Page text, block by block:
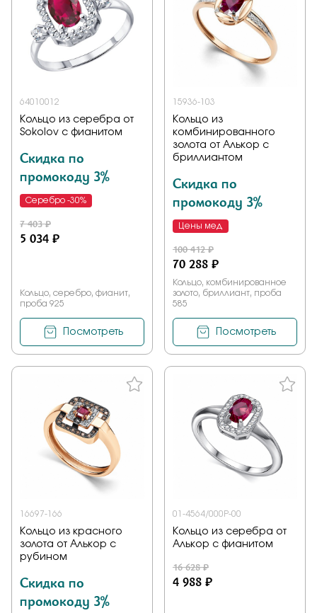
64010012
Кольцо из серебра от
Sokolov с фианитом
Скидка по
промокоду 3%
Серебро -30%
7 403 ₽
5 034 ₽
Кольцо, серебро, фианит,
проба 925
Посмотреть
15936-103
Кольцо из
комбинированного
золота от Алькор с
бриллиантом
Скидка по
промокоду 3%
Цены мед
100 412 ₽
70 288 ₽
Кольцо, комбинированное
золото, бриллиант, проба
585
Посмотреть
16697-166
Кольцо из красного
золота от Алькор с
рубином
Скидка по
промокоду 3%
01-4564/000Р-00
Кольцо из серебра от
Алькор с фианитом
16 628 ₽
4 988 ₽